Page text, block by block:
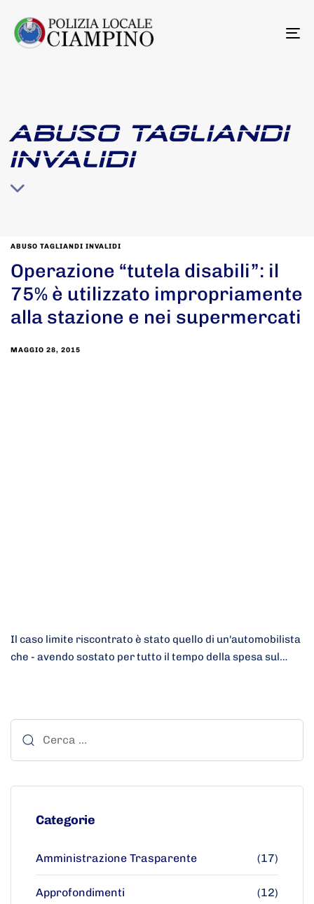
ABUSO TAGLIANDI
INVALIDI
ABUSO TAGLIANDI INVALIDI
Operazione “tutela disabili”: il
75% è utilizzato impropriamente
alla stazione e nei supermercati
MAGGIO 28, 2015
Il caso limite riscontrato è stato quello di un'automobilista
che - avendo sostato per tutto il tempo della spesa sul…
Categorie
Amministrazione Trasparente (17)
Approfondimenti (12)